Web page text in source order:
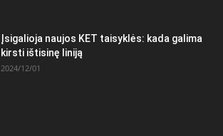
Įsigalioja naujos KET taisyklės: kada galima
kirsti ištisinę liniją
2024/12/01